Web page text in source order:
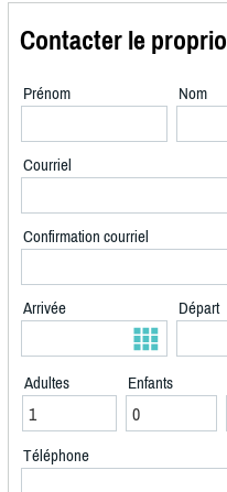
Contacter le proprio
Prénom Nom
Courriel
Confirmation courriel
Arrivée Départ
Adultes Enfants
Téléphone